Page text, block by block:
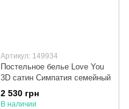
Артикул: 149934
Постельное белье Love You
3D сатин Симпатия семейный
2 530 грн
В наличии